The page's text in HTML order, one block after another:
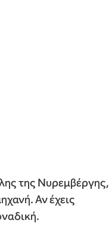
της Νυρεμβέργης,
Αν έχεις